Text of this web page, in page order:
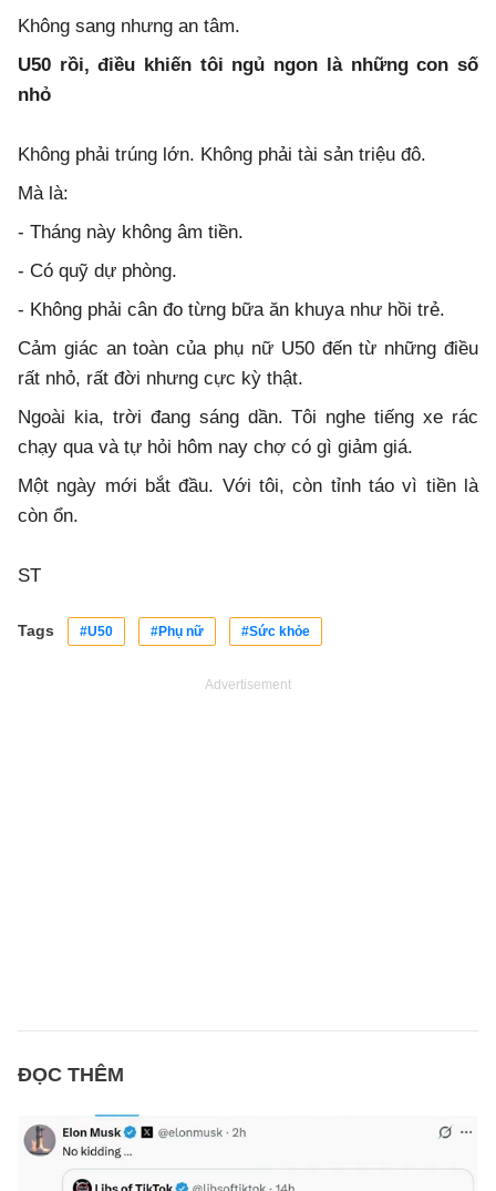
Không sang nhưng an tâm.
U50 rồi, điều khiến tôi ngủ ngon là những con số
nhỏ
Không phải trúng lớn. Không phải tài sản triệu đô.
Mà là:
- Tháng này không âm tiền.
- Có quỹ dự phòng.
- Không phải cân đo từng bữa ăn khuya như hồi trẻ.
Cảm giác an toàn của phụ nữ U50 đến từ những điều
rất nhỏ, rất đời nhưng cực kỳ thật.
Ngoài kia, trời đang sáng dần. Tôi nghe tiếng xe rác
chạy qua và tự hỏi hôm nay chợ có gì giảm giá.
Một ngày mới bắt đầu. Với tôi, còn tỉnh táo vì tiền là
còn ổn.
ST
Tags #U50 #Phụ nữ #Sức khỏe
Advertisement
ĐỌC THÊM